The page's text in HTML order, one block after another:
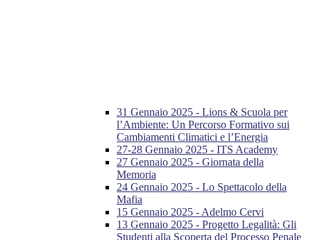
31 Gennaio 2025 - Lions & Scuola per
l’Ambiente: Un Percorso Formativo sui
Cambiamenti Climatici e l’Energia
27-28 Gennaio 2025 - ITS Academy
27 Gennaio 2025 - Giornata della
Memoria
24 Gennaio 2025 - Lo Spettacolo della
Mafia
15 Gennaio 2025 - Adelmo Cervi
13 Gennaio 2025 - Progetto Legalità: Gli
Studenti alla Scoperta del Processo Penale